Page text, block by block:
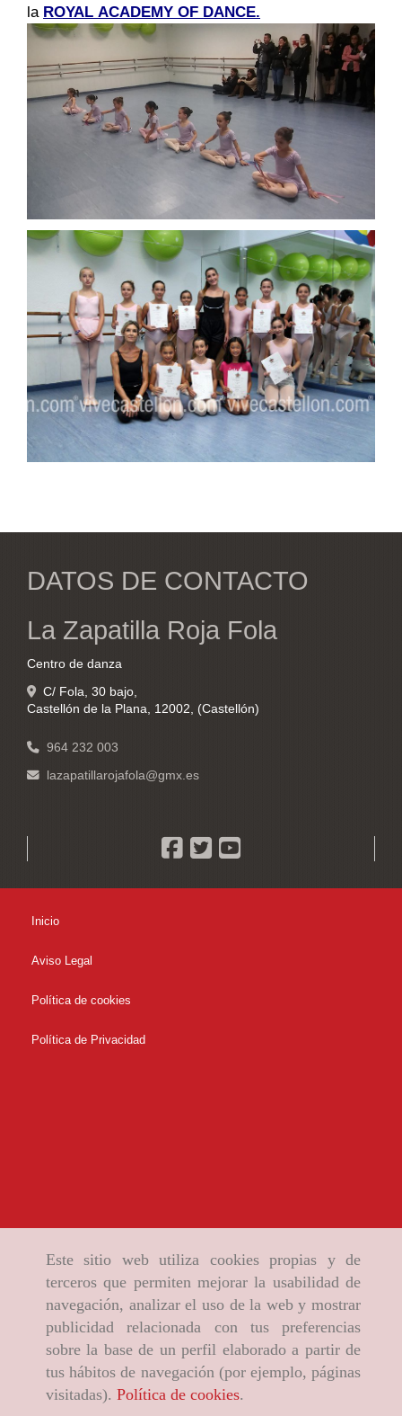
Este sitio web utiliza cookies propias y de
terceros que permiten mejorar la usabilidad de
navegación, analizar el uso de la web y mostrar
publicidad relacionada con tus preferencias
sobre la base de un perfil elaborado a partir de
tus hábitos de navegación (por ejemplo, páginas
visitadas). Política de cookies.
la ROYAL ACADEMY OF DANCE.
DATOS DE CONTACTO
La Zapatilla Roja Fola
Centro de danza
C/ Fola, 30 bajo,
Castellón de la Plana, 12002, (Castellón)
964 232 003
lazapatillarojafola gmx.es
Inicio
Aviso Legal
Política de cookies
Política de Privacidad